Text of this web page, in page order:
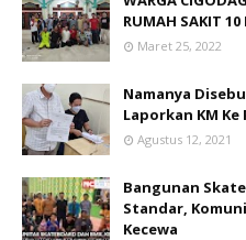
RUMAH SAKIT 10
Maret 25, 2022
Namanya
Laporkan KM
Agustus 12, 2021
Bangunan
Standar,
Kecewa